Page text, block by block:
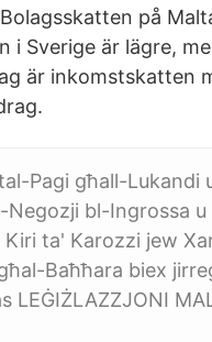
på
Sverige är lägre,
är inkomstskatten
Pagi għall-Lukandi
bl-Ingrossa
ta' Karozzi jew
Baħħara biex